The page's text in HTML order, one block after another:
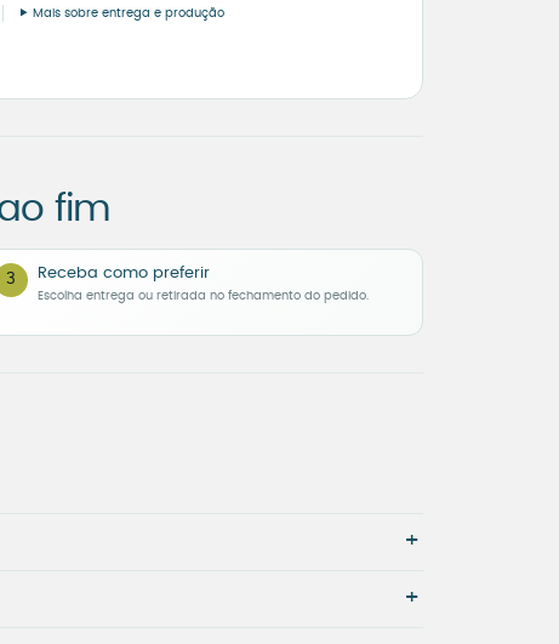
Mais sobre entrega e produção
fim
3 Receba como preferir
Escolha entrega ou retirada no fechamento do pedido.
+
+